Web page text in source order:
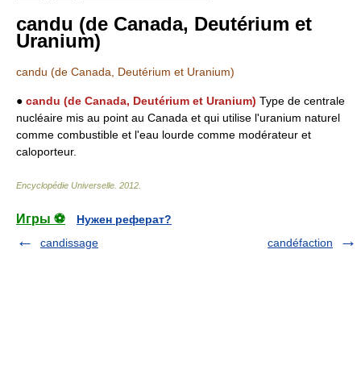
candu (de Canada, Deutérium et
Uranium)
candu (de Canada, Deutérium et Uranium)
● candu (de Canada, Deutérium et Uranium) Type de centrale
nucléaire mis au point au Canada et qui utilise l'uranium naturel
comme combustible et l'eau lourde comme modérateur et
caloporteur.
Encyclopédie Universelle 2012
Игры ⚽
Нужен реферат?
candissage
candéfaction